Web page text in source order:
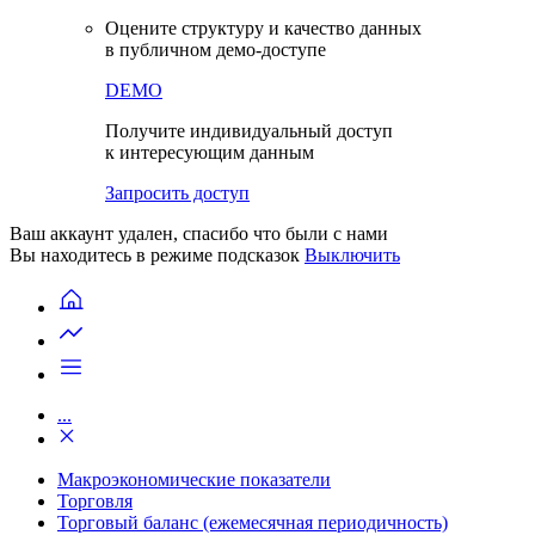
Оцените структуру и качество данных
в публичном демо-доступе
DEMO
Получите индивидуальный доступ
к интересующим данным
Запросить доступ
Ваш аккаунт удален, спасибо что были с нами
Вы находитесь в режиме подсказок Выключить
...
Макроэкономические показатели
Торговля
Торговый баланс (ежемесячная периодичность)